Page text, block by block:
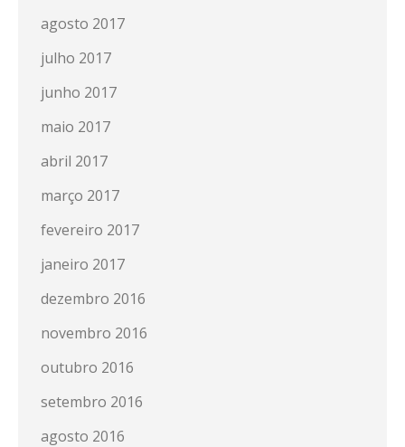
agosto 2017
julho 2017
junho 2017
maio 2017
abril 2017
março 2017
fevereiro 2017
janeiro 2017
dezembro 2016
novembro 2016
outubro 2016
setembro 2016
agosto 2016